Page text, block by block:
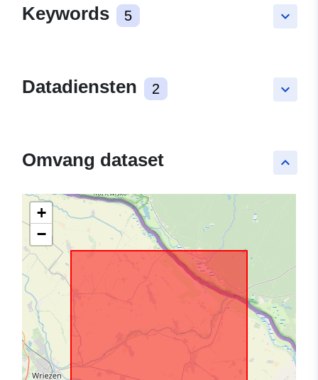
keyboard_arrow_down
Keywords 5
keyboard_arrow_down
Datadiensten 2
keyboard_arrow_up
Omvang dataset
+
−